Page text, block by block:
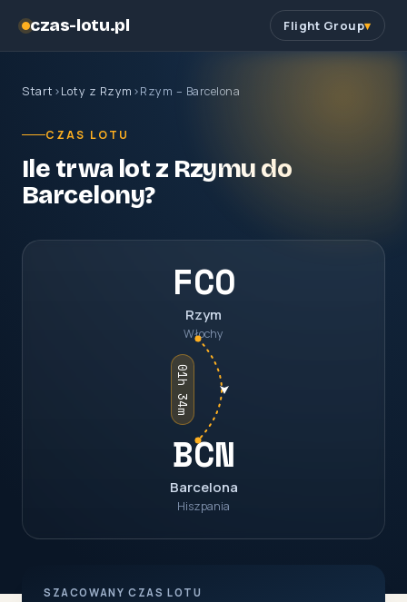
czas-lotu.pl Flight Group
Start ›Loty z Rzym ›Rzym – Barcelona
CZAS LOTU
Ile trwa lot z Rzymu do
Barcelony?
FCO
Rzym
Włochy
01h 34m
BCN
Barcelona
Hiszpania
SZACOWANY CZAS LOTU